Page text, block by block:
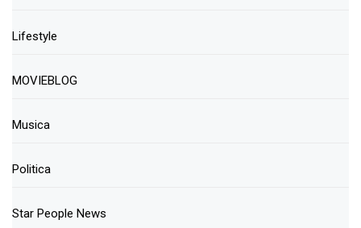
Lifestyle
MOVIEBLOG
Musica
Politica
Star People News